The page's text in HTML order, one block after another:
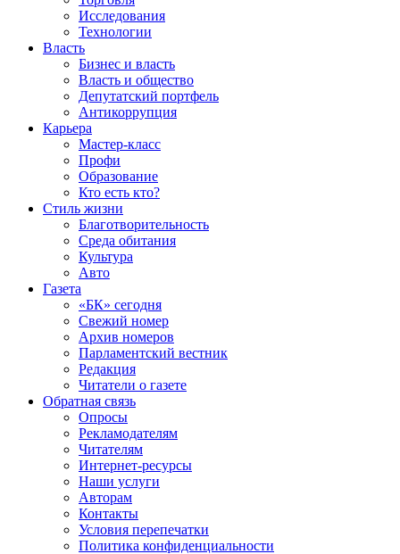
Исследования
Технологии
Власть
Бизнес и власть
Власть и общество
Депутатский портфель
Антикоррупция
Карьера
Мастер-класс
Профи
Образование
Кто есть кто?
Стиль жизни
Благотворительность
Среда обитания
Культура
Авто
Газета
«БК» сегодня
Свежий номер
Архив номеров
Парламентский вестник
Редакция
Читатели о газете
Обратная связь
Опросы
Рекламодателям
Читателям
Интернет-ресурсы
Наши услуги
Авторам
Контакты
Условия перепечатки
Политика конфиденциальности